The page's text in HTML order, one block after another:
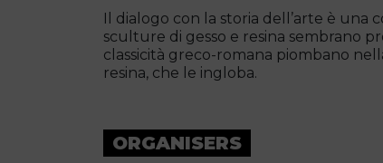
Il dialogo con la storia dell’arte è una
sculture di gesso e resina sembrano
classicità greco-romana piombano
resina, che le ingloba.
ORGANISERS